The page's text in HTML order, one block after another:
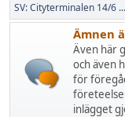
SV: Cityterminalen 14/6 ...
Ämnen
Även här
och även
för
inlägget